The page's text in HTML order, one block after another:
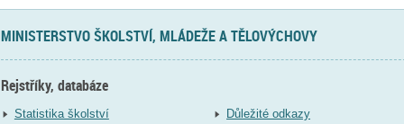
MINISTERSTVO ŠKOLSTVÍ, MLÁDEŽE A TĚLOVÝCHOVY
Rejstříky, databáze
Statistika školství
Důležité odkazy